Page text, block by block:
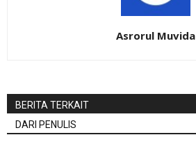
Asrorul Muvida
BERITA TERKAIT
DARI PENULIS